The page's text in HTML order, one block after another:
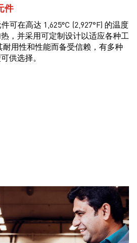
件
可在高达 1,625°C (2,927°F) 的温度
，并采用可定制设计以适应各种工
用性和性能而备受信赖，有多种
供选择。